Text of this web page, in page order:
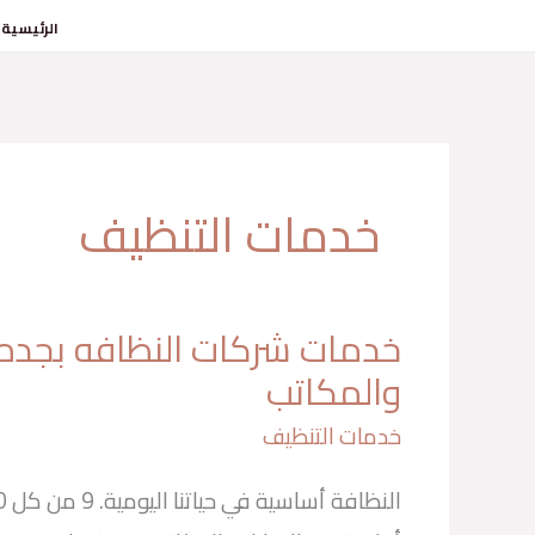
الرئيسية
خدمات التنظيف
خدمات شركات النظافه بجده
والمكاتب
خدمات التنظيف
شركات
النظافه
للمنازل
والمكاتب